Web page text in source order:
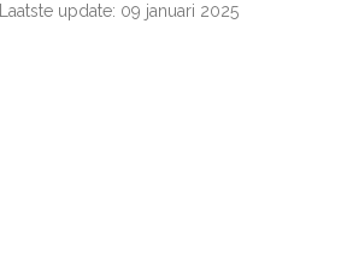
Laatste update: 09 januari 2025